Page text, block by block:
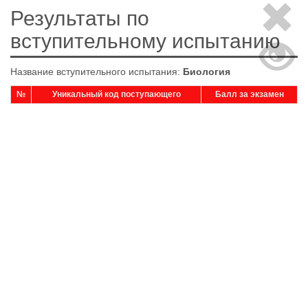
Результаты по
вступительному испытанию
Название вступительного испытания: Биология
№ Уникальный код поступающего Балл за экзамен